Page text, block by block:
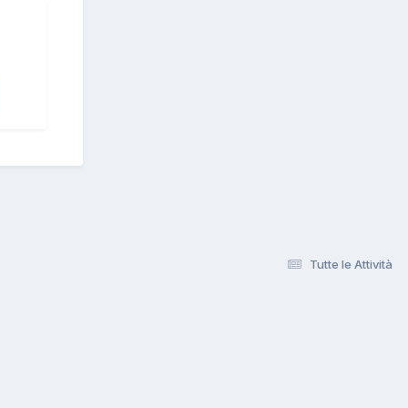
Tutte le Attività